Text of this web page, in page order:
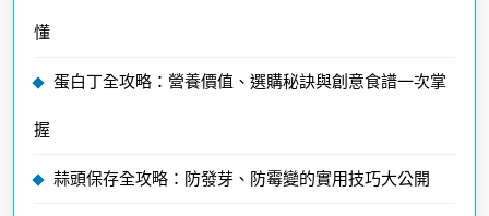
懂
蛋白丁全攻略：營養價值、選購秘訣與創意食譜一次掌
握
蒜頭保存全攻略：防發芽、防霉變的實用技巧大公開